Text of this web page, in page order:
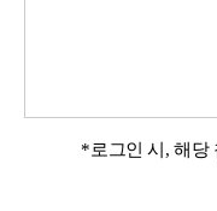
*로그인 시, 해당